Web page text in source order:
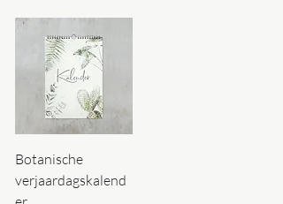
Botanische
verjaardagskalend